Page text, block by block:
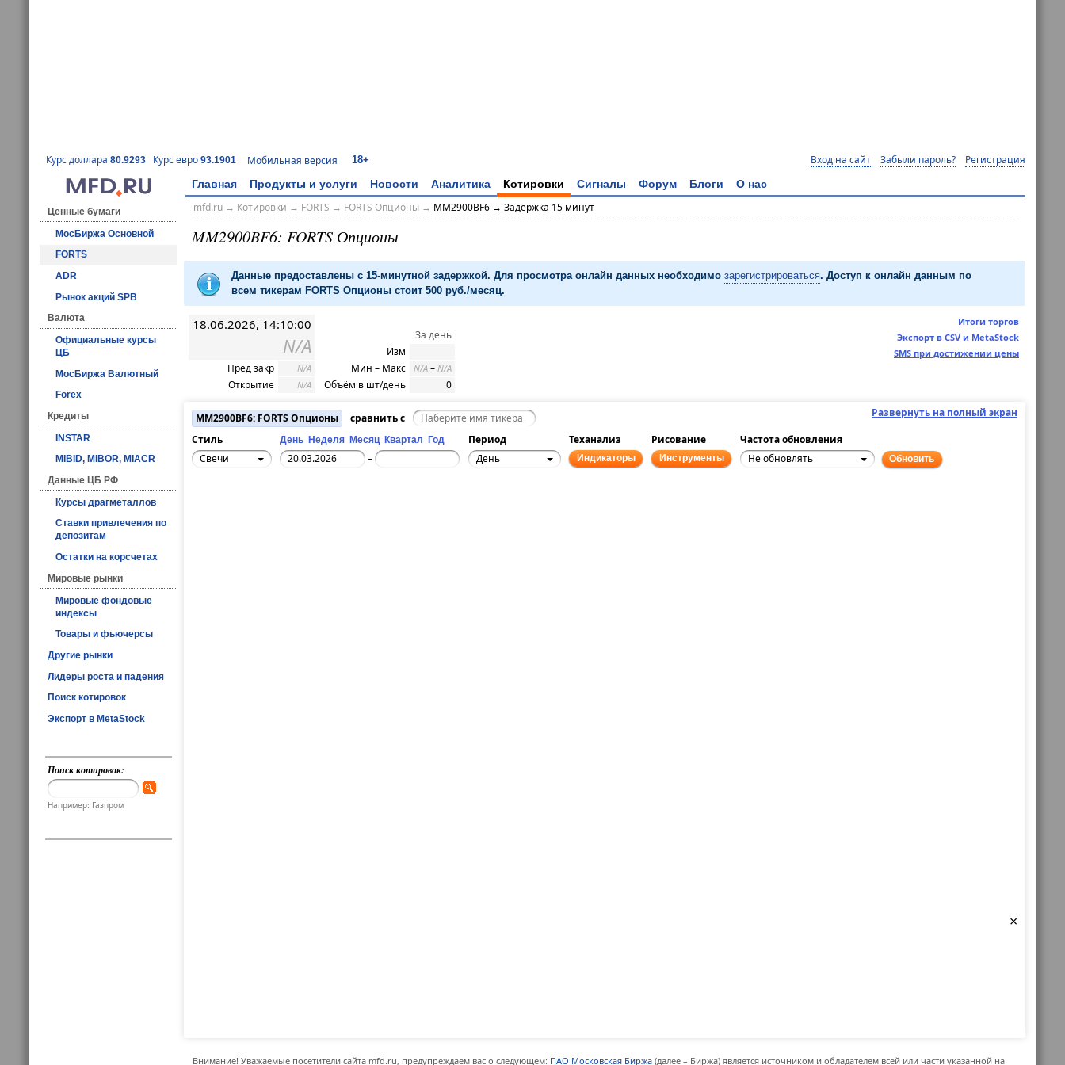
Курс доллара 80.9293 Курс евро 93.1901 Мобильная версия 18+ Вход на сайт Забыли пароль? Регистрация
Главная Продукты и услуги Новости Аналитика Котировки Сигналы Форум Блоги О нас
Ценные бумаги
МосБиржа Основной
FORTS
ADR
Рынок акций SPB
Валюта
Официальные курсы
ЦБ
МосБиржа Валютный
Forex
Кредиты
INSTAR
MIBID, MIBOR, MIACR
Данные ЦБ РФ
Курсы драгметаллов
Ставки привлечения по
депозитам
Остатки на корсчетах
Мировые рынки
Мировые фондовые
индексы
Товары и фьючерсы
Другие рынки
Лидеры роста и падения
Поиск котировок
Экспорт в MetaStock
Поиск котировок:
Например: Газпром
mfd.ru→ Котировки → FORTS → FORTS Опционы→ MM2900BF6 → Задержка 15 минут
MM2900BF6: FORTS Опционы
Данные предоставлены с 15-минутной задержкой. Для просмотра онлайн данных необходимо зарегистрироваться. Доступ к онлайн данным по
всем тикерам FORTS Опционы стоит 500 руб./месяц.
Итоги торгов
Экспорт в CSV и MetaStock
SMS при достижении цены
18.06.2026, 14:10:00
N/A
Пред закр N/A
Открытие N/A
За день
Изм
Мин – Макс
N/A – N/A
Объём в шт/день 0
Развернуть на полный экран
MM2900BF6: FORTS Опционы
сравнить с
Стиль
День Неделя Месяц Квартал Год Период Теханализ Рисование
Частота обновления
Свечи
– День Индикаторы Инструменты Не обновлять Обновить
×
Внимание! Уважаемые посетители сайта mfd.ru, предупреждаем вас о следующем: ПАО Московская Биржа (далее – Биржа) является источником и обладателем всей или части указанной на